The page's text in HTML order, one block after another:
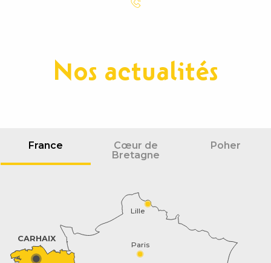
Nos actualités
France
Cœur de
Bretagne
Poher
Paris
Lille
CARHAIX